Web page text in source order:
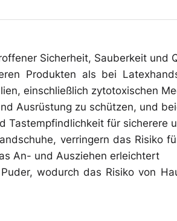
Sicherheit, Sauberkeit und
Produkten als bei
einschließlich zytotoxischen
Ausrüstung zu schützen, und
für sicherere
verringern das Risiko
An- und Ausziehen erleichtert
wodurch das Risiko von